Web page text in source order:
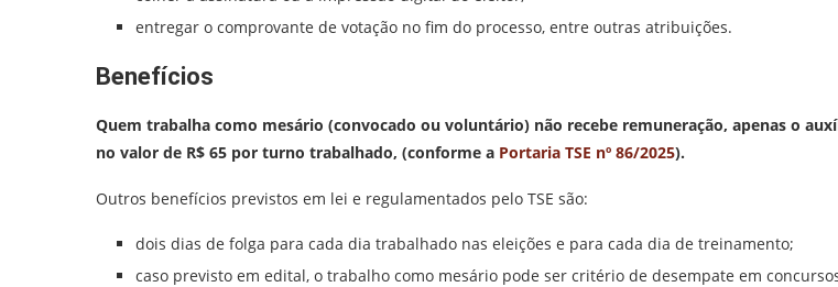
entregar o comprovante de votação no fim do processo, entre outras atribuições.
Benefícios
Quem trabalha como mesário (convocado ou voluntário) não recebe remuneração, apenas o
no valor de R$ 65 por turno trabalhado, (conforme a Portaria TSE nº 86/2025).
Outros benefícios previstos em lei e regulamentados pelo TSE são:
dois dias de folga para cada dia trabalhado nas eleições e para cada dia de treinamento;
caso previsto em edital, o trabalho como mesário pode ser critério de desempate em